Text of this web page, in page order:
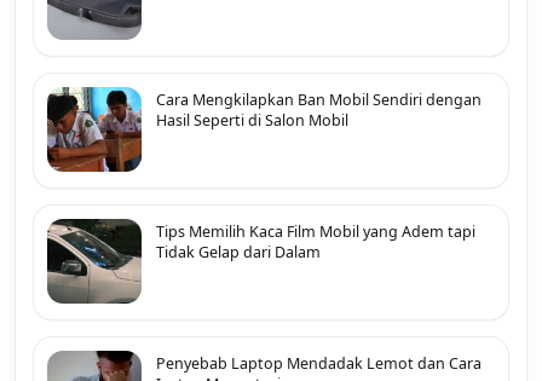
Cara Mengkilapkan Ban Mobil Sendiri dengan
Hasil Seperti di Salon Mobil
Tips Memilih Kaca Film Mobil yang Adem tapi
Tidak Gelap dari Dalam
Penyebab Laptop Mendadak Lemot dan Cara